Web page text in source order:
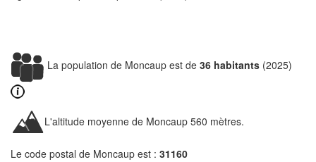
La population de Moncaup est de 36 habitants (2025)
L'altitude moyenne de Moncaup 560 mètres.
Le code postal de Moncaup est : 31160